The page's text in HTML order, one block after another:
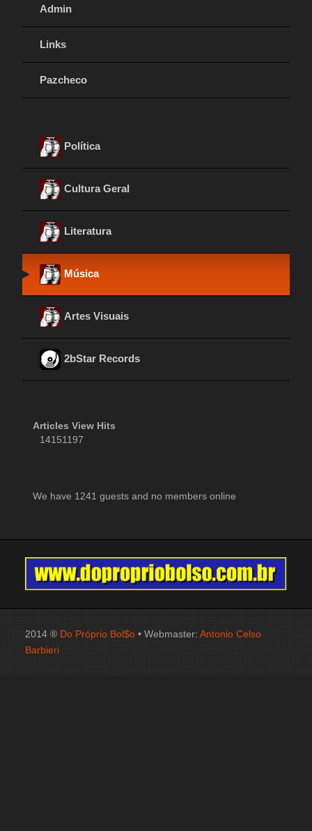
Admin
Links
Pazcheco
Política
Cultura Geral
Literatura
Música
Artes Visuais
2bStar Records
Articles View Hits
14151197
We have 1241 guests and no members online
2014 ® Do Próprio Bol$o • Webmaster:Antonio Celso
Barbieri